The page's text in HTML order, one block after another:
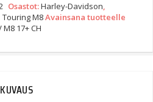
Osastot:Harley-Davidson,
Touring M8Avainsana tuotteelle
M8 17+ CH
KUVAUS